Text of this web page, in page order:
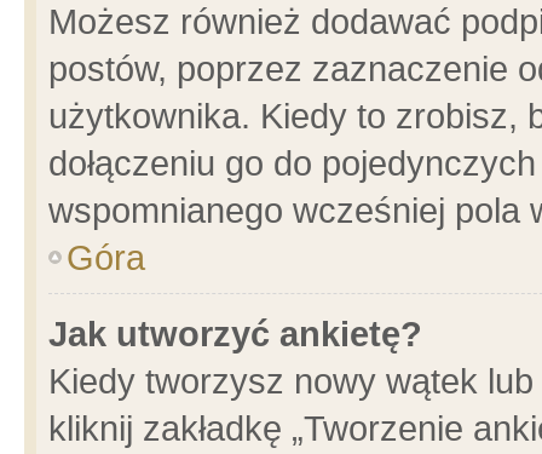
Możesz również dodawać
postów, poprzez zaznaczenie
użytkownika. Kiedy to zrobisz,
dołączeniu go do
wspomnianego wcześniej pola
Góra
Jak utworzyć ankietę?
Kiedy tworzysz nowy wątek
kliknij zakładkę „Tworzenie